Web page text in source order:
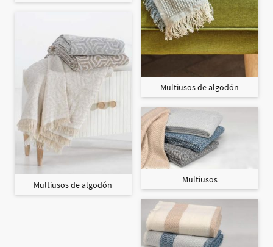
Multiusos de algodón
Multiusos de algodón
Multiusos